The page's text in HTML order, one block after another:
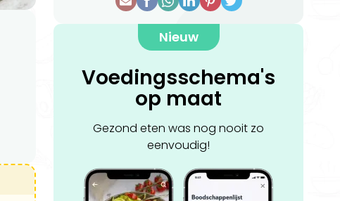
Nieuw
Voedingsschema's
op maat
Gezond eten was nog nooit zo
eenvoudig!